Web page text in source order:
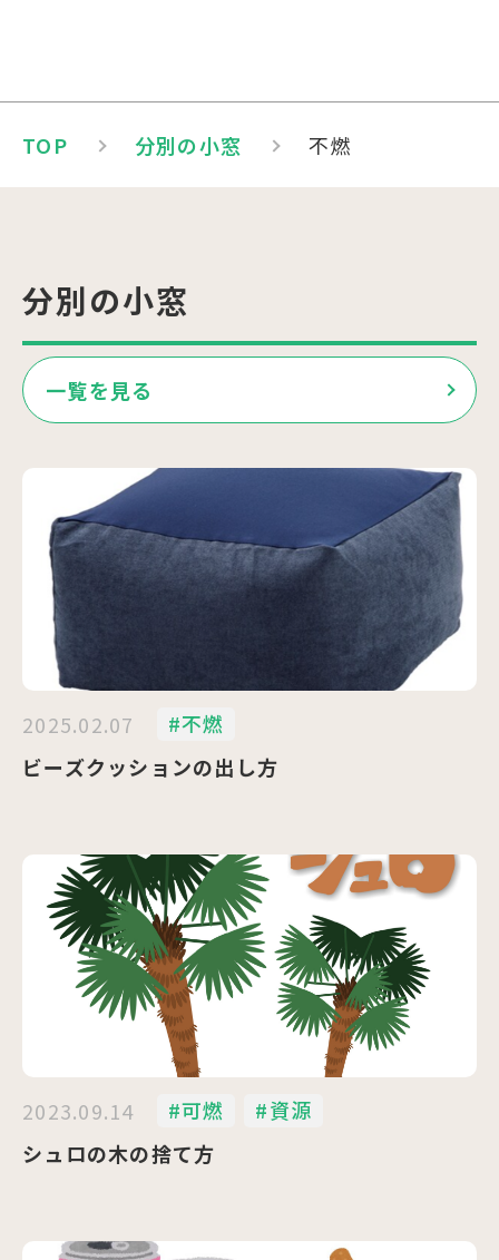
TOP 分別の小窓 不燃
分別の小窓
一覧を見る
2025.02.07
#不燃
ビーズクッションの出し方
2023.09.14 #可燃
#資源
シュロの木の捨て方